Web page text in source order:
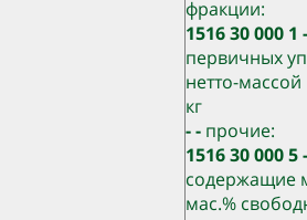
фракции:
1516 30 000 1
первичных
нетто-
кг
- - прочие:
1516 30 000 5
содержащие
мас.%